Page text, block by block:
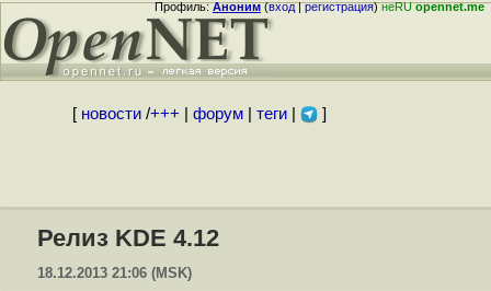
Профиль:Аноним(вход|регистрация)неRUopennet.me
[ новости/+++ форум| теги| ]
Релиз KDE 4.12
18.12.2013 21:06 (MSK)